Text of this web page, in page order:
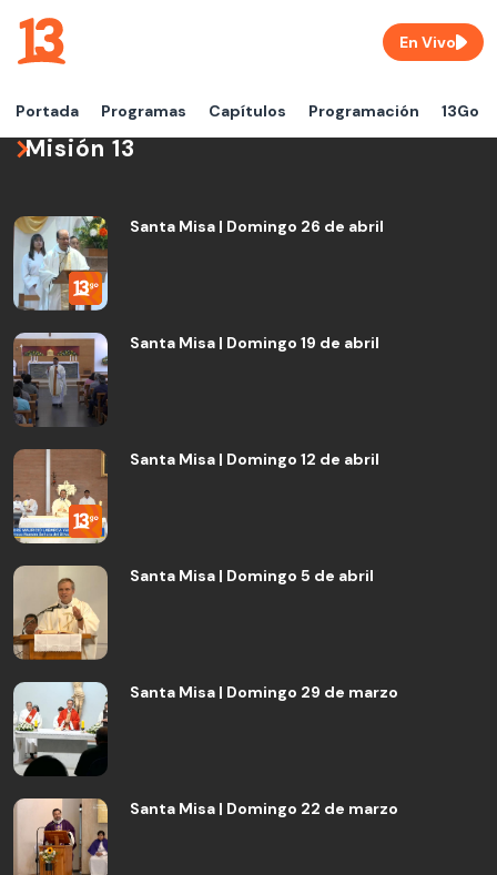
Portada Programas Capítulos Programación 13Go
En Vivo
Misión 13
Santa Misa | Domingo 26 de abril
Santa Misa | Domingo 19 de abril
Santa Misa | Domingo 12 de abril
Santa Misa | Domingo 5 de abril
Santa Misa | Domingo 29 de marzo
Santa Misa | Domingo 22 de marzo